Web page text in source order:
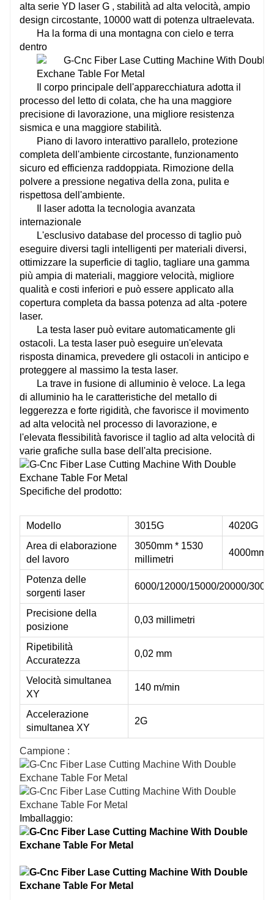
alta serie YD laser G , stabilità ad alta velocità, ampio
design circostante, 10000 watt di potenza ultraelevata.
Ha la forma di una montagna con cielo e terra
dentro
Il corpo principale dell'apparecchiatura adotta il
processo del letto di colata, che ha una maggiore
precisione di lavorazione, una migliore resistenza
sismica e una maggiore stabilità.
Piano di lavoro interattivo parallelo, protezione
completa dell'ambiente circostante, funzionamento
sicuro ed efficienza raddoppiata. Rimozione della
polvere a pressione negativa della zona, pulita e
rispettosa dell'ambiente.
Il laser adotta la tecnologia avanzata
internazionale
L'esclusivo database del processo di taglio può
eseguire diversi tagli intelligenti per materiali diversi,
ottimizzare la superficie di taglio, tagliare una gamma
più ampia di materiali, maggiore velocità, migliore
qualità e costi inferiori e può essere applicato alla
copertura completa da bassa potenza ad alta -potere
laser.
La testa laser può evitare automaticamente gli
ostacoli. La testa laser può eseguire un'elevata
risposta dinamica, prevedere gli ostacoli in anticipo e
proteggere al massimo la testa laser.
La trave in fusione di alluminio è veloce. La lega
di alluminio ha le caratteristiche del metallo di
leggerezza e forte rigidità, che favorisce il movimento
ad alta velocità nel processo di lavorazione, e
l'elevata flessibilità favorisce il taglio ad alta velocità di
varie grafiche sulla base dell'alta precisione.
Specifiche del prodotto:
Modello 3015G
4020G
Area di elaborazione
del lavoro
3050mm * 1530
millimetri
Potenza delle
sorgenti laser
6000/12000/15000/20000/
Precisione della
posizione
0,03 millimetri
Ripetibilità
Accuratezza
0,02 mm
Velocità simultanea
XY
140 m/min
Accelerazione
simultanea XY
2G
Campione :
Imballaggio: